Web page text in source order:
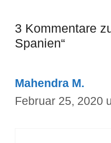
3 Kommentare
Spanien“
Mahendra M.
Februar 25, 2020